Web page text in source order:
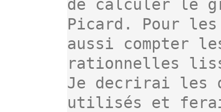
de calculer le
Picard. Pour
aussi compter
rationnelles
Je decrirai les
utilisés et ferai